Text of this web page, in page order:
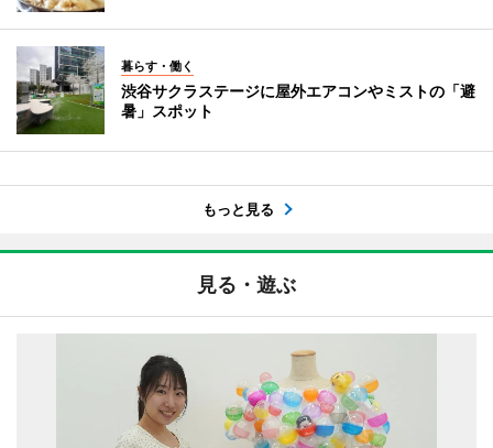
暮らす・働く
渋谷サクラステージに屋外エアコンやミストの「避
暑」スポット
もっと見る
見る・遊ぶ